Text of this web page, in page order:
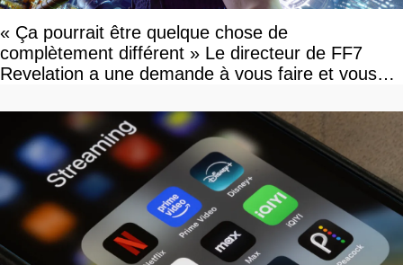
« Ça pourrait être quelque chose de
complètement différent » Le directeur de FF7
Revelation a une demande à vous faire et vous